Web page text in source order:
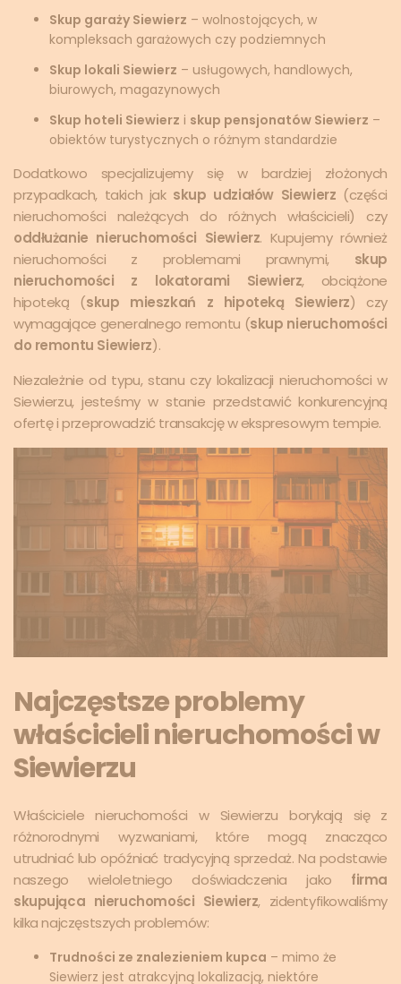
Skup garaży Siewierz – wolnostojących, w
kompleksach garażowych czy podziemnych
Skup lokali Siewierz – usługowych, handlowych,
biurowych, magazynowych
Skup hoteli Siewierz i skup pensjonatów Siewierz –
obiektów turystycznych o różnym standardzie
Dodatkowo specjalizujemy się w bardziej złożonych
przypadkach, takich jak skup udziałów Siewierz (części
nieruchomości należących do różnych właścicieli) czy
oddłużanie nieruchomości Siewierz. Kupujemy również
nieruchomości z problemami prawnymi, skup
nieruchomości z lokatorami Siewierz, obciążone
hipoteką (skup mieszkań z hipoteką Siewierz) czy
wymagające generalnego remontu (skup nieruchomości
do remontu Siewierz).
Niezależnie od typu, stanu czy lokalizacji nieruchomości w
Siewierzu, jesteśmy w stanie przedstawić konkurencyjną
ofertę i przeprowadzić transakcję w ekspresowym tempie.
Najczęstsze problemy
właścicieli nieruchomości w
Siewierzu
Właściciele nieruchomości w Siewierzu borykają się z
różnorodnymi wyzwaniami, które mogą znacząco
utrudniać lub opóźniać tradycyjną sprzedaż. Na podstawie
naszego wieloletniego doświadczenia jako firma
skupująca nieruchomości Siewierz, zidentyfikowaliśmy
kilka najczęstszych problemów:
Trudności ze znalezieniem kupca – mimo że
Siewierz jest atrakcyjną lokalizacją, niektóre